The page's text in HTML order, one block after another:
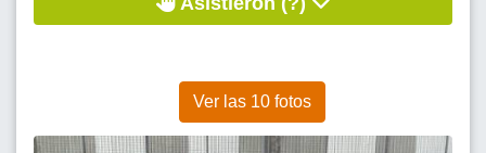
Ver las 10 fotos